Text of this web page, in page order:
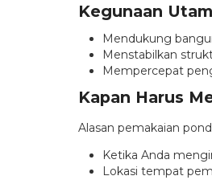
Kegunaan
Mendukung
Menstabilkan
Mempercepat
Kapan Harus
Alasan pemakaian
Ketika Anda
Lokasi tempat